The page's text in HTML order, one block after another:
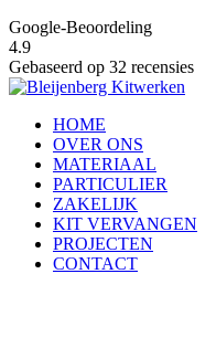
Google-Beoordeling
4.9
Gebaseerd op 32 recensies
HOME
OVER ONS
MATERIAAL
PARTICULIER
ZAKELIJK
KIT VERVANGEN
PROJECTEN
CONTACT